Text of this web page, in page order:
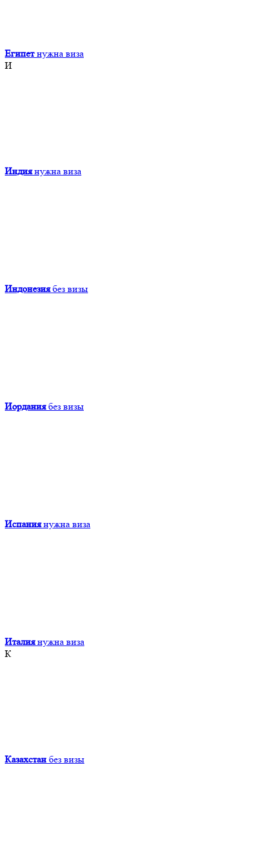
Египет нужна виза
И
Индия нужна виза
Индонезия без визы
Иордания без визы
Испания нужна виза
Италия нужна виза
К
Казахстан без визы